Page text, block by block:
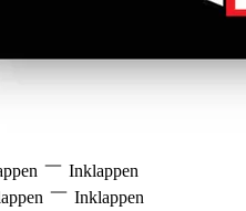
Inklappen
Inklappen